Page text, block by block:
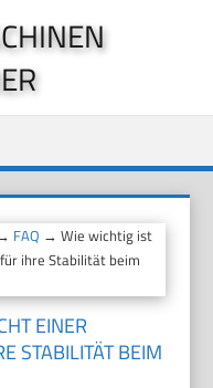
FAQ → Wie wichtig ist
ihre Stabilität beim
EINER
STABILITÄT BEIM